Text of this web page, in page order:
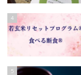
4
5